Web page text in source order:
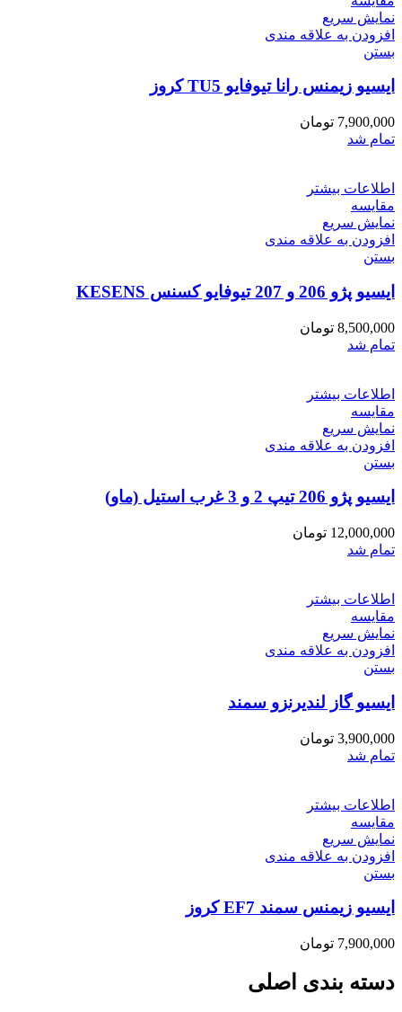
نمایش سریع
افزودن به علاقه مندی
بستن
ایسیو زیمنس رانا تیوفایو TU5 کروز
7,900,000 تومان
تمام شد
اطلاعات بیشتر
مقایسه
نمایش سریع
افزودن به علاقه مندی
بستن
ایسیو پژو 206 و 207 تیوفایو کسنس KESENS
8,500,000 تومان
تمام شد
اطلاعات بیشتر
مقایسه
نمایش سریع
افزودن به علاقه مندی
بستن
ایسیو پژو 206 تیپ 2 و 3 غرب استیل (ماو)
12,000,000 تومان
تمام شد
اطلاعات بیشتر
مقایسه
نمایش سریع
افزودن به علاقه مندی
بستن
ایسیو گاز لندیرنزو سمند
3,900,000 تومان
تمام شد
اطلاعات بیشتر
مقایسه
نمایش سریع
افزودن به علاقه مندی
بستن
ایسیو زیمنس سمند EF7 کروز
7,900,000 تومان
دسته بندی اصلی